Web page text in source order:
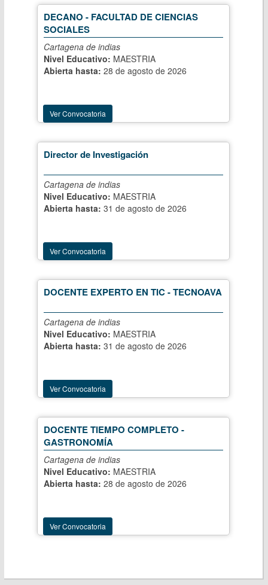
DECANO - FACULTAD DE CIENCIAS
SOCIALES
Cartagena de indias
Nivel Educativo: MAESTRIA
Abierta hasta: 28 de agosto de 2026
Ver Convocatoria
Director de Investigación
Cartagena de indias
Nivel Educativo: MAESTRIA
Abierta hasta: 31 de agosto de 2026
Ver Convocatoria
DOCENTE EXPERTO EN TIC - TECNOAVA
Cartagena de indias
Nivel Educativo: MAESTRIA
Abierta hasta: 31 de agosto de 2026
Ver Convocatoria
DOCENTE TIEMPO COMPLETO -
GASTRONOMÍA
Cartagena de indias
Nivel Educativo: MAESTRIA
Abierta hasta: 28 de agosto de 2026
Ver Convocatoria